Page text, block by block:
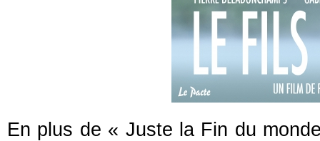
En plus de « Juste la Fin du